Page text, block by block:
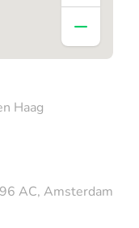
Haag
AC, Amsterdam